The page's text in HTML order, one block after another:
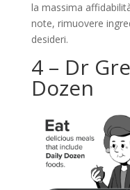
la massima
note, rimuovere
desideri.
4 – Dr
Dozen